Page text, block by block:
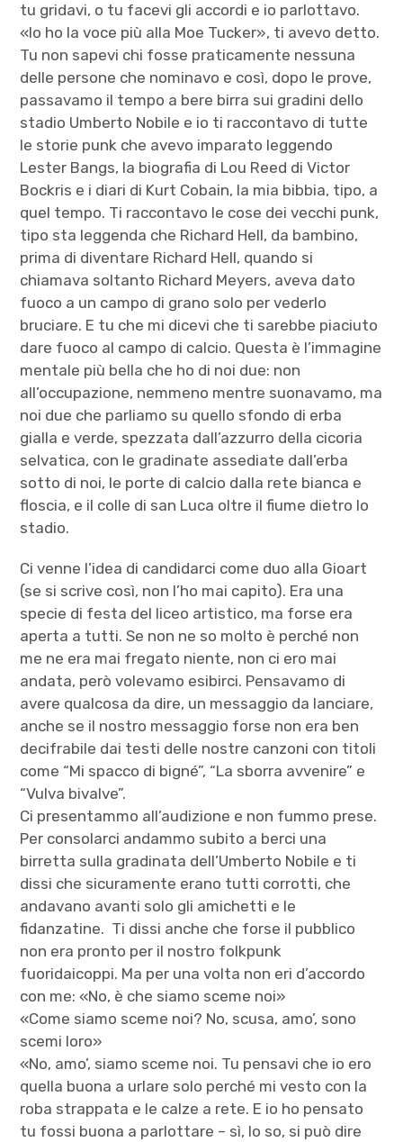
tu gridavi, o tu facevi gli accordi e io parlottavo.
«Io ho la voce più alla Moe Tucker», ti avevo detto.
Tu non sapevi chi fosse praticamente nessuna
delle persone che nominavo e così, dopo le prove,
passavamo il tempo a bere birra sui gradini dello
stadio Umberto Nobile e io ti raccontavo di tutte
le storie punk che avevo imparato leggendo
Lester Bangs, la biografia di Lou Reed di Victor
Bockris e i diari di Kurt Cobain, la mia bibbia, tipo, a
quel tempo. Ti raccontavo le cose dei vecchi punk,
tipo sta leggenda che Richard Hell, da bambino,
prima di diventare Richard Hell, quando si
chiamava soltanto Richard Meyers, aveva dato
fuoco a un campo di grano solo per vederlo
bruciare. E tu che mi dicevi che ti sarebbe piaciuto
dare fuoco al campo di calcio. Questa è l’immagine
mentale più bella che ho di noi due: non
all’occupazione, nemmeno mentre suonavamo, ma
noi due che parliamo su quello sfondo di erba
gialla e verde, spezzata dall’azzurro della cicoria
selvatica, con le gradinate assediate dall’erba
sotto di noi, le porte di calcio dalla rete bianca e
floscia, e il colle di san Luca oltre il fiume dietro lo
stadio.
Ci venne l’idea di candidarci come duo alla Gioart
(se si scrive così, non l’ho mai capito). Era una
specie di festa del liceo artistico, ma forse era
aperta a tutti. Se non ne so molto è perché non
me ne era mai fregato niente, non ci ero mai
andata, però volevamo esibirci. Pensavamo di
avere qualcosa da dire, un messaggio da lanciare,
anche se il nostro messaggio forse non era ben
decifrabile dai testi delle nostre canzoni con titoli
come “Mi spacco di bigné”, “La sborra avvenire” e
“Vulva bivalve”.
Ci presentammo all’audizione e non fummo prese.
Per consolarci andammo subito a berci una
birretta sulla gradinata dell’Umberto Nobile e ti
dissi che sicuramente erano tutti corrotti, che
andavano avanti solo gli amichetti e le
fidanzatine. Ti dissi anche che forse il pubblico
non era pronto per il nostro folkpunk
fuoridaicoppi. Ma per una volta non eri d’accordo
con me: «No, è che siamo sceme noi»
«Come siamo sceme noi? No, scusa, amo’, sono
scemi loro»
«No, amo’, siamo sceme noi. Tu pensavi che io ero
quella buona a urlare solo perché mi vesto con la
roba strappata e le calze a rete. E io ho pensato
tu fossi buona a parlottare – sì, lo so, si può dire